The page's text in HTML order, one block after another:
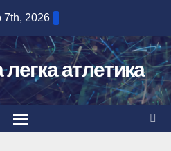
7th, 2026
легка атлетика